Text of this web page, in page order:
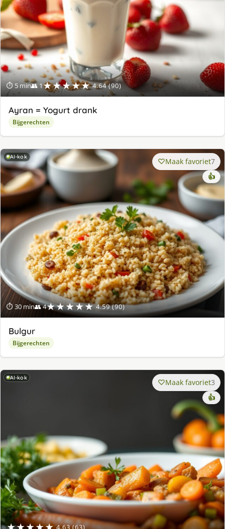
⏱ 5 min👥 1★★★★★ 4.64 (90)
Ayran = Yogurt drank
Bijgerechten
AI-kok
⏱ 30 min👥 4★★★★★ 4.59 (90)
Maak favoriet7
👍
Bulgur
Bijgerechten
AI-kok
4.63 (63)
Maak favoriet3
👍